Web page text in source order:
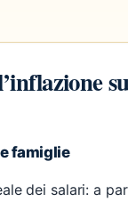
famiglie
dei salari: a